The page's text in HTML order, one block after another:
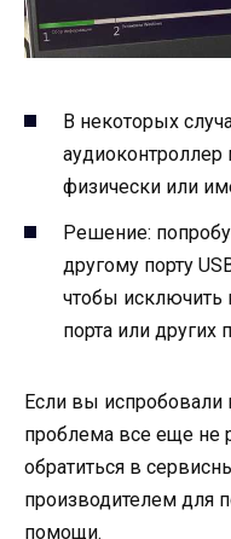
В некоторых
физически или
Решение:
другому порту
чтобы
порта или
Если вы
проблема все еще не
обратиться в
производителем для
помощи.